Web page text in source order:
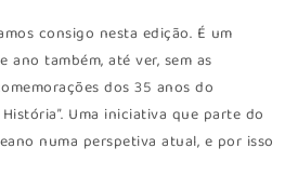
consigo nesta edição. É um
também, até ver, sem as
dos 35 anos do
Uma iniciativa que parte do
numa perspetiva atual, e por isso